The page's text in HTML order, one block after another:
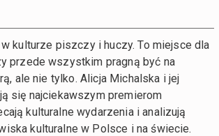
kulturze piszczy i huczy. To miejsce dla
przede wszystkim pragną być na
ale nie tylko. Alicja Michalska i jej
się najciekawszym premierom
kulturalne wydarzenia i analizują
kulturalne w Polsce i na świecie.